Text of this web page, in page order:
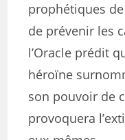
prophétiques
de prévenir les
l’Oracle prédit
héroïne
son pouvoir de
provoquera